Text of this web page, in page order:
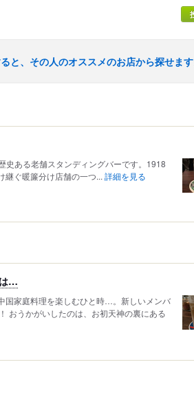
と、その人のオススメのお店から探せます
ある老舗スタンディングバーです。1918
継ぐ暖簾分け店舗の一つ... 詳細を見る
…
国家庭料理を楽しむひと時…。新しいメンバ
おうかがいしたのは、お初天神の裏にある